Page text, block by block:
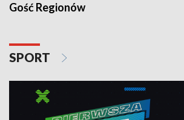
Gość Regionów
SPORT